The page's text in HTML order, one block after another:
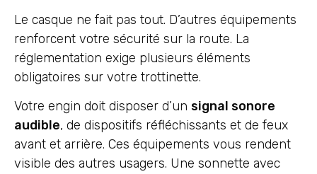
Le casque ne fait pas tout. D’autres équipements
renforcent votre sécurité sur la route. La
réglementation exige plusieurs éléments
obligatoires sur votre trottinette.
Votre engin doit disposer d’un signal sonore
audible, de dispositifs réfléchissants et de feux
avant et arrière. Ces équipements vous rendent
visible des autres usagers. Une sonnette avec